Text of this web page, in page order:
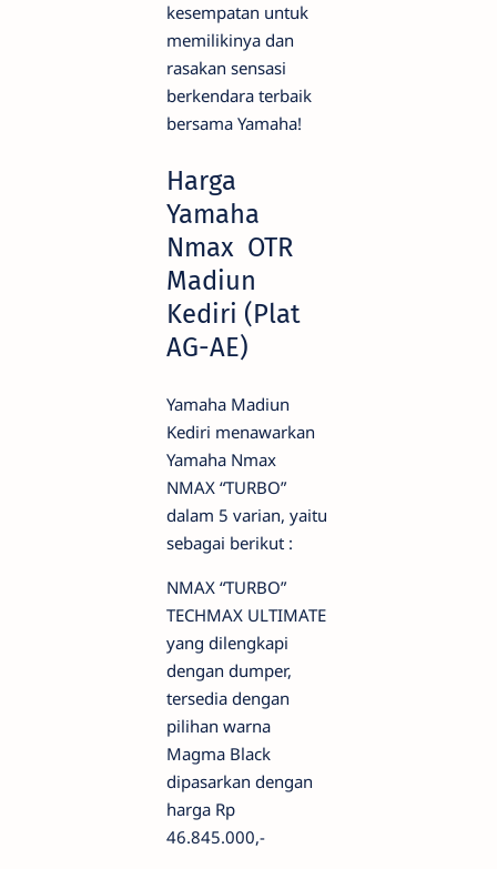
kesempatan untuk
memilikinya dan
rasakan sensasi
berkendara terbaik
bersama Yamaha!
Harga
Yamaha
Nmax OTR
Madiun
Kediri (Plat
AG-AE)
Yamaha Madiun
Kediri menawarkan
Yamaha Nmax
NMAX “TURBO”
dalam 5 varian, yaitu
sebagai berikut :
NMAX “TURBO”
TECHMAX ULTIMATE
yang dilengkapi
dengan dumper,
tersedia dengan
pilihan warna
Magma Black
dipasarkan dengan
harga Rp
46.845.000,-